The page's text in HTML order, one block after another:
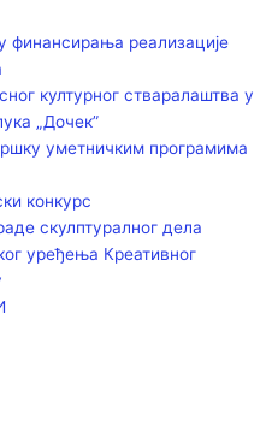
финансирања реализације
културног стваралаштва у
„Дочек”
уметничким програмима
конкурс
скулптуралног дела
уређења Креативног